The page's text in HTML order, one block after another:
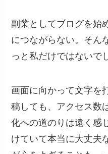
副業としてブログを始
につながらない。そん
っと私だけではないで
画面に向かって文字を
稿しても、アクセス数
化への道のりは遠く感
けていて本当に大丈夫